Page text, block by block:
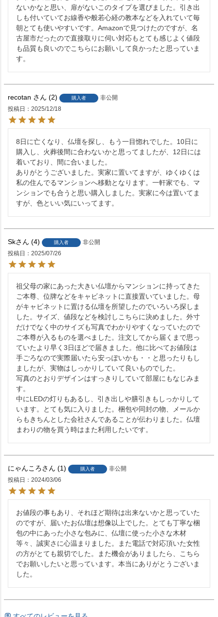
ないかなと思い、扉がないこのタイプを選びました。引き出
しも付いていてお線香や般若心経の教本などを入れていて毎
朝とても使いやすいです。Amazonで見つけたのですが、名
古屋市だったので直接取りに伺い対応もとても感じよく値段
も品質も良いのでこちらにお願いして良かったと思っていま
す。
recotan 2 購入者
非公開
投稿日
2025/12/18
8日に亡くなり、仏壇を探し、もう一目惚れでした。10日に
購入し、火葬後間に合わないかと思ってましたが、12日には
着いており、間に合いました。
ありがとうございました。実家に置いてますが、ゆくゆくは
私の住んでるマンションへ移動となります。一軒家でも、マ
ンションでも合うと思い購入しました。実家に今は置いてま
すが、色といい気にいってます。
Sk 4 購入者
非公開
投稿日
2025/07/26
祖父母の家にあった大きい仏壇からマンションに持ってきた
ご本尊、位牌などをキャビネットに直接置いていました。母
がキャビネットに置ける仏壇を所望したのでいろいろ探しま
した。サイズ、値段などを検討しこちらに決めました。外寸
だけでなく中のサイズも写真でわかりやすくなっていたので
ご本尊が入るものを選べました。注文してから届くまで思っ
ていたより早く3日ほどで届きました。他に比べてお値段は
手ごろなので実際届いたら安っぽいかも・・と思ったりもし
ましたが、実物はしっかりしていて良いものでした。
写真のとおりデザインはすっきりしていて部屋にもなじみま
す。
中にLEDの灯りもあるし、引き出しや膳引きもしっかりして
います。とても気に入りました。梱包や同封の物、メールか
らもきちんとした会社さんであることが伝わりました。仏壇
まわりの物を買う時はまた利用したいです。
にゃんころ 1 購入者
非公開
投稿日
2024/03/06
お値段の事もあり、それほど期待は出来ないかと思っていた
のですが、届いたお仏壇は想像以上でした。とても丁寧な梱
包の中にあった小さな包みに、仏壇に使った小さな木材
等々、誠実さに心温まりました。また電話で対応頂いた女性
の方がとても親切でした。また機会がありましたら、こちら
でお願いしたいと思っています。本当にありがとうございま
した。